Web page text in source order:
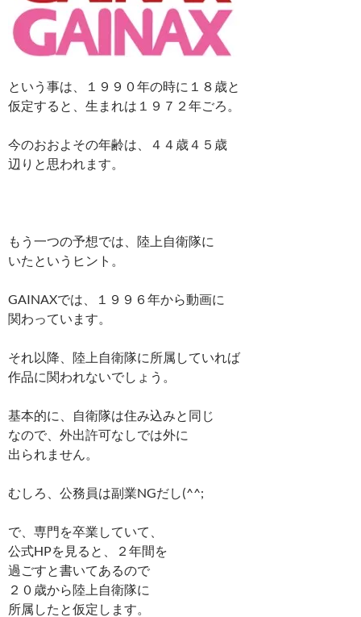
という事は、１９９０年の時に１８歳と
仮定すると、生まれは１９７２年ごろ。
今のおおよその年齢は、４４歳４５歳
辺りと思われます。
もう一つの予想では、陸上自衛隊に
いたというヒント。
GAINAXでは、１９９６年から動画に
関わっています。
それ以降、陸上自衛隊に所属していれば
作品に関われないでしょう。
基本的に、自衛隊は住み込みと同じ
なので、外出許可なしでは外に
出られません。
むしろ、公務員は副業NGだし(^^;
で、専門を卒業していて、
公式HPを見ると、２年間を
過ごすと書いてあるので
２０歳から陸上自衛隊に
所属したと仮定します。